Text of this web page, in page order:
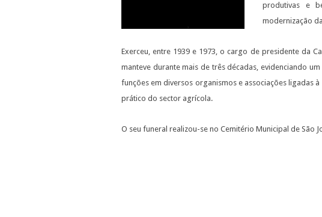
produtivas e
modernização
Exerceu, entre 1939 e 1973, o cargo de presidente da
manteve durante mais de três décadas, evidenciando
funções em diversos organismos e associações ligadas
prático do sector agrícola.
O seu funeral realizou-se no Cemitério Municipal de São